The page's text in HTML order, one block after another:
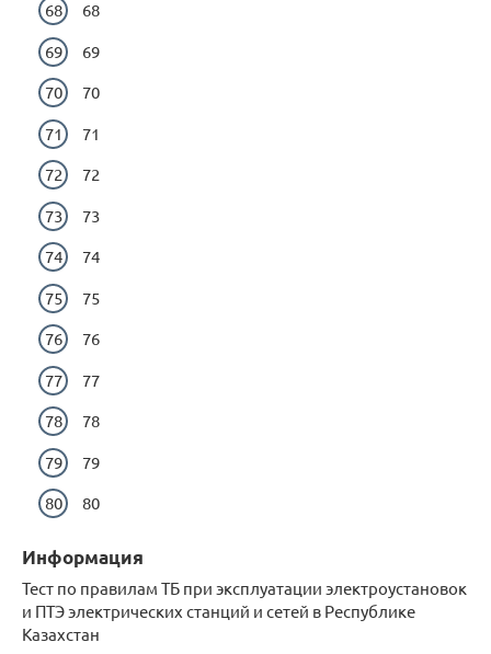
68
69
70
71
72
73
74
75
76
77
78
79
80
Информация
Тест по правилам ТБ при эксплуатации электроустановок
и ПТЭ электрических станций и сетей в Республике
Казахстан